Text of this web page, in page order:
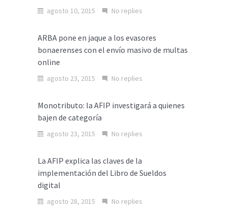
agosto 10, 2015 No replies
ARBA pone en jaque a los evasores
bonaerenses con el envío masivo de multas
online
agosto 23, 2015 No replies
Monotributo: la AFIP investigará a quienes
bajen de categoría
agosto 23, 2015 No replies
La AFIP explica las claves de la
implementación del Libro de Sueldos
digital
agosto 28, 2015 No replies